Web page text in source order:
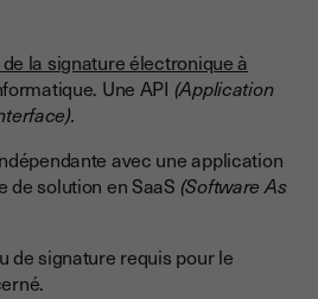
la signature électronique à
Une API (Application
avec une application
de solution en SaaS (Software As
de signature requis pour le